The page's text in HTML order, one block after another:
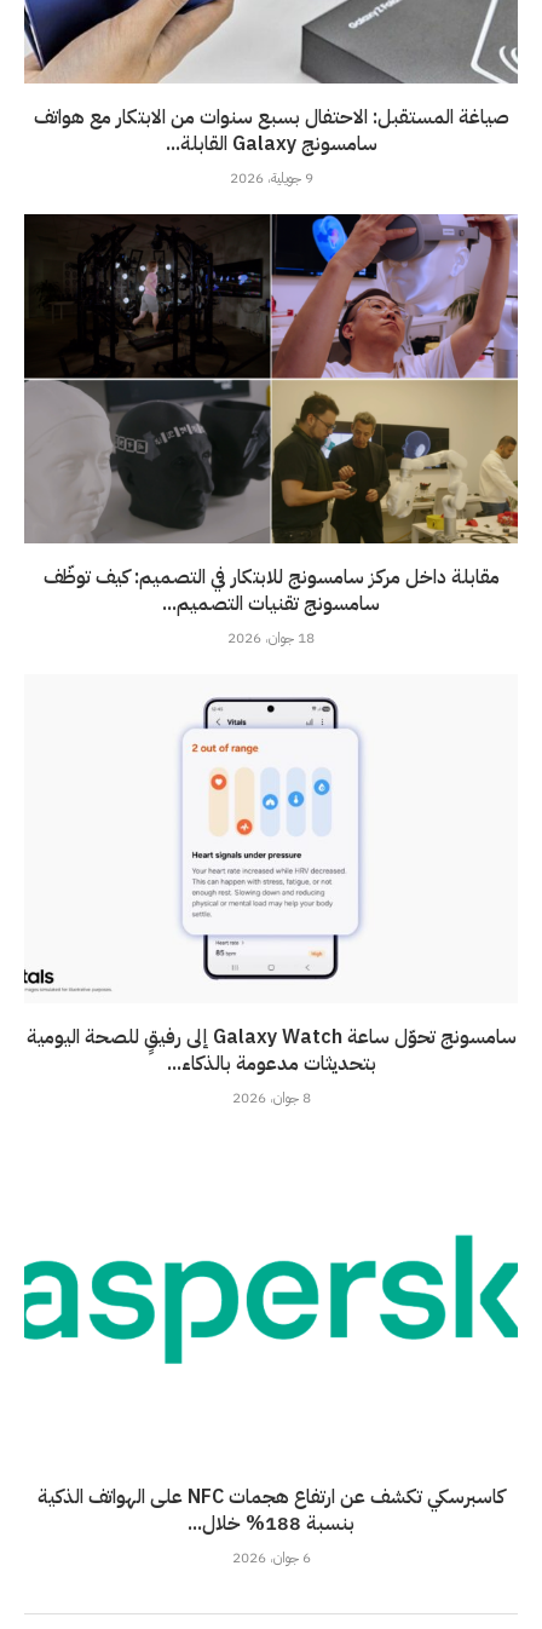
صياغة المستقبل: الاحتفال بسبع سنوات من الابتكار مع هواتف
سامسونج Galaxy القابلة...
9 جويلية، 2026
مقابلة داخل مركز سامسونج للابتكار في التصميم: كيف توظّف
سامسونج تقنيات التصميم...
18 جوان، 2026
سامسونج تحوّل ساعة Galaxy Watch إلى رفيقٍ للصحة اليومية
بتحديثات مدعومة بالذكاء...
8 جوان، 2026
كاسبرسكي تكشف عن ارتفاع هجمات NFC على الهواتف الذكية
بنسبة 188% خلال...
6 جوان، 2026